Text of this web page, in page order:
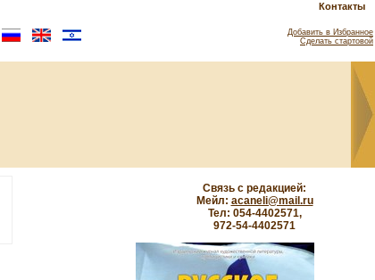
Контакты
Добавить в Избранное
Сделать стартовой
Связь с редакцией:
Мейл: acaneli@mail.ru
Тел: 054-4402571,
972-54-4402571